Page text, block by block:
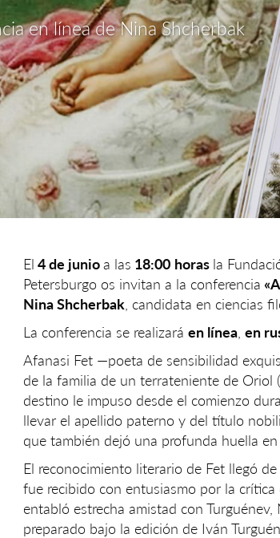
en línea de Nina Shcherbak
El 4 de junioa las 18:00 horas la
Petersburgo os invitan a la conferencia
Nina Shcherbak , candidata en ciencias
La conferencia se realizará en línea en
Afanasi Fet —poeta de sensibilidad
de la familia de un terrateniente de Oriol
destino le impuso desde el comienzo
llevar el apellido paterno y del título
que también dejó una profunda huella
El reconocimiento literario de Fet llegó
fue recibido con entusiasmo por la crítica
entabló estrecha amistad con
preparado bajo la edición de Iván